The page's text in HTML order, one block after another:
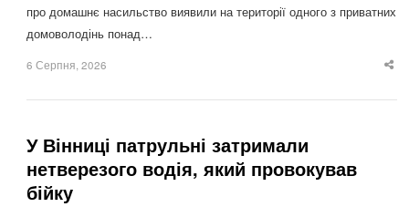
про домашнє насильство виявили на території одного з приватних
домоволодінь понад…
6 Серпня, 2026
У Вінниці патрульні затримали
нетверезого водія, який провокував
бійку